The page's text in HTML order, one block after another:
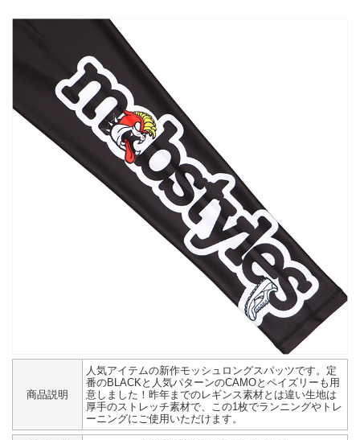
商品説明
人気アイテムの新作モッシュロングスパッツです。定
番のBLACKと人気パターンのCAMOとペイズリーも用
意しました！昨年までのレギンス素材とは違い生地は
厚手のストレッチ素材で、この1枚でランニングやトレ
ーニングにご使用いただけます。